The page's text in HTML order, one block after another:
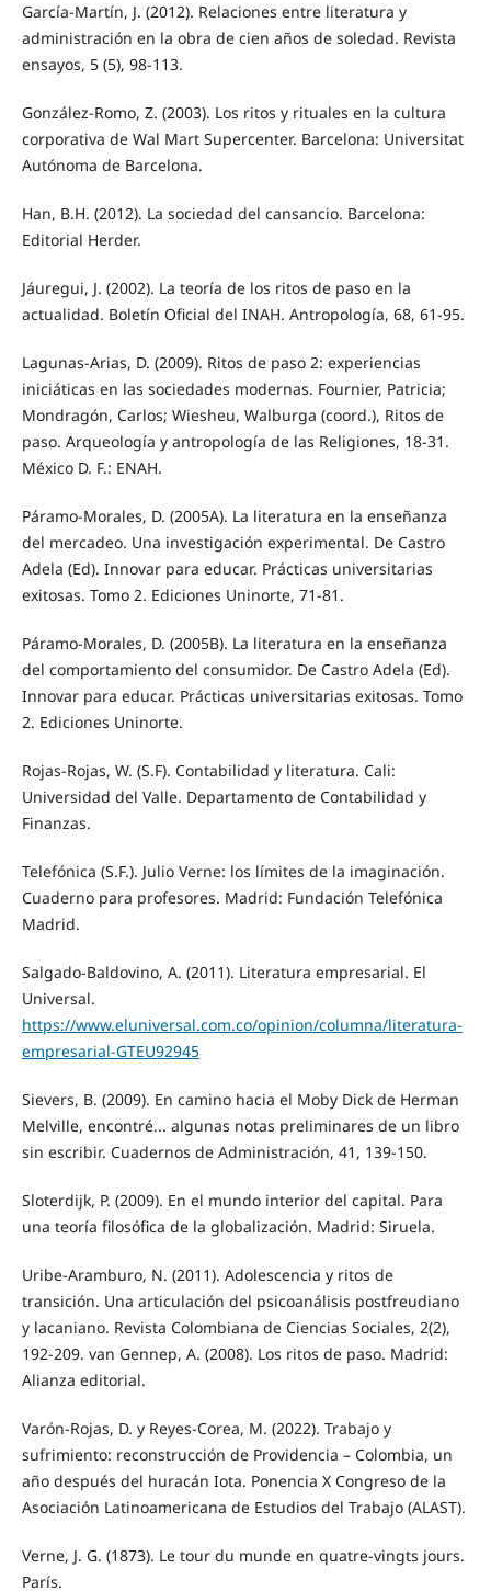
García-Martín, J. (2012). Relaciones entre literatura y
administración en la obra de cien años de soledad. Revista
ensayos, 5 (5), 98-113.
González-Romo, Z. (2003). Los ritos y rituales en la cultura
corporativa de Wal Mart Supercenter. Barcelona: Universitat
Autónoma de Barcelona.
Han, B.H. (2012). La sociedad del cansancio. Barcelona:
Editorial Herder.
Jáuregui, J. (2002). La teoría de los ritos de paso en la
actualidad. Boletín Oficial del INAH. Antropología, 68, 61-95.
Lagunas-Arias, D. (2009). Ritos de paso 2: experiencias
iniciáticas en las sociedades modernas. Fournier, Patricia;
Mondragón, Carlos; Wiesheu, Walburga (coord.), Ritos de
paso. Arqueología y antropología de las Religiones, 18-31.
México D. F.: ENAH.
Páramo-Morales, D. (2005A). La literatura en la enseñanza
del mercadeo. Una investigación experimental. De Castro
Adela (Ed). Innovar para educar. Prácticas universitarias
exitosas. Tomo 2. Ediciones Uninorte, 71-81.
Páramo-Morales, D. (2005B). La literatura en la enseñanza
del comportamiento del consumidor. De Castro Adela (Ed).
Innovar para educar. Prácticas universitarias exitosas. Tomo
2. Ediciones Uninorte.
Rojas-Rojas, W. (S.F). Contabilidad y literatura. Cali:
Universidad del Valle. Departamento de Contabilidad y
Finanzas.
Telefónica (S.F.). Julio Verne: los límites de la imaginación.
Cuaderno para profesores. Madrid: Fundación Telefónica
Madrid.
Salgado-Baldovino, A. (2011). Literatura empresarial. El
Universal.
https://www.eluniversal.com.co/opinion/columna/literatura-
empresarial-GTEU92945
Sievers, B. (2009). En camino hacia el Moby Dick de Herman
Melville, encontré... algunas notas preliminares de un libro
sin escribir. Cuadernos de Administración, 41, 139-150.
Sloterdijk, P. (2009). En el mundo interior del capital. Para
una teoría filosófica de la globalización. Madrid: Siruela.
Uribe-Aramburo, N. (2011). Adolescencia y ritos de
transición. Una articulación del psicoanálisis postfreudiano
y lacaniano. Revista Colombiana de Ciencias Sociales, 2(2),
192-209. van Gennep, A. (2008). Los ritos de paso. Madrid:
Alianza editorial.
Varón-Rojas, D. y Reyes-Corea, M. (2022). Trabajo y
sufrimiento: reconstrucción de Providencia – Colombia, un
año después del huracán Iota. Ponencia X Congreso de la
Asociación Latinoamericana de Estudios del Trabajo (ALAST).
Verne, J. G. (1873). Le tour du munde en quatre-vingts jours.
París.